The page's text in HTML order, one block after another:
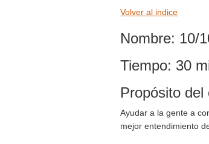
Volver al indice
Nombre: 10/10
Tiempo: 30
Propósito del
Ayudar a la gente a
mejor entendimiento